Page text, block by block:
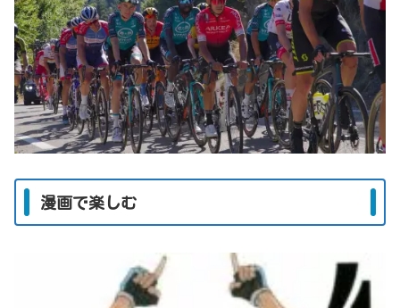
漫画で楽しむ